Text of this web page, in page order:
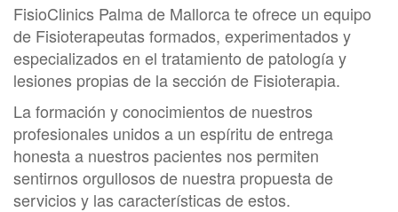
FisioClinics Palma de Mallorca te ofrece un equipo
de Fisioterapeutas formados, experimentados y
especializados en el tratamiento de patología y
lesiones propias de la sección de Fisioterapia.
La formación y conocimientos de nuestros
profesionales unidos a un espíritu de entrega
honesta a nuestros pacientes nos permiten
sentirnos orgullosos de nuestra propuesta de
servicios y las características de estos.